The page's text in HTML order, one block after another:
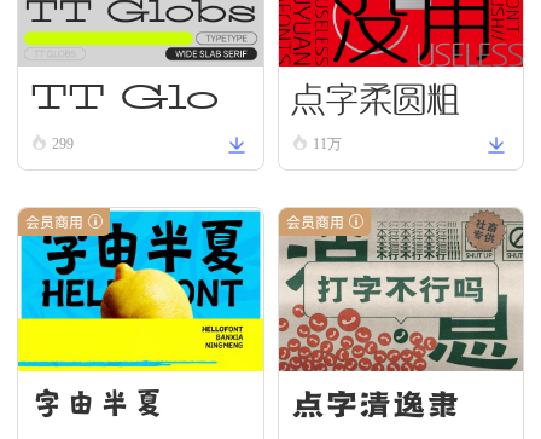
TT Glo
bs Reg
ular
299
点字柔圆粗
11万
会员商用
字由半夏
会员商用
点字清逸隶